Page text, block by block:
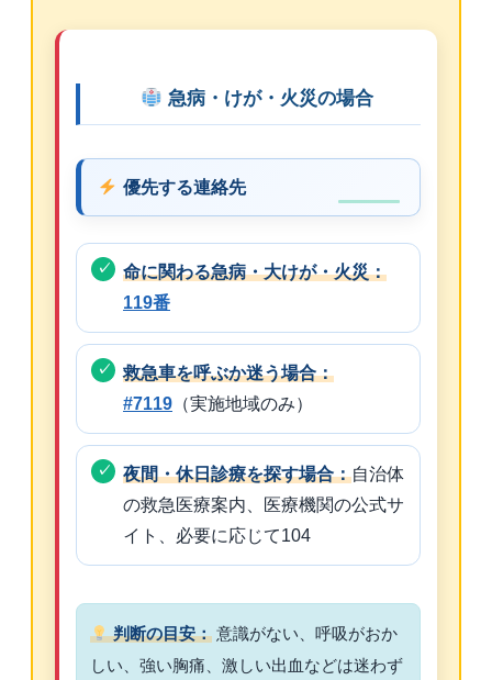
急病・けが・火災の場合
優先する連絡先
命に関わる急病・大けが・火災：
119番
救急車を呼ぶか迷う場合：
#7119 （実施地域のみ）
夜間・休日診療を探す場合：自治体
の救急医療案内、医療機関の公式サ
イト、必要に応じて104
判断の目安： 意識がない、呼吸がおか
しい、強い胸痛、激しい出血などは迷わず